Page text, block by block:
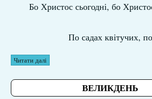
Бо Христос сьогодні, бо
По садах квітучих, по
Читати далі
ВЕЛИКДЕНЬ